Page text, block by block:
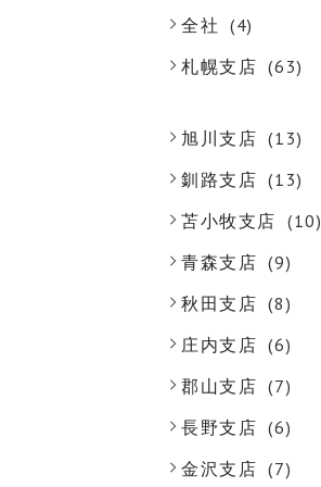
全社 (4)
札幌支店 (63)
旭川支店 (13)
釧路支店 (13)
苫小牧支店 (10)
青森支店 (9)
秋田支店 (8)
庄内支店 (6)
郡山支店 (7)
長野支店 (6)
金沢支店 (7)